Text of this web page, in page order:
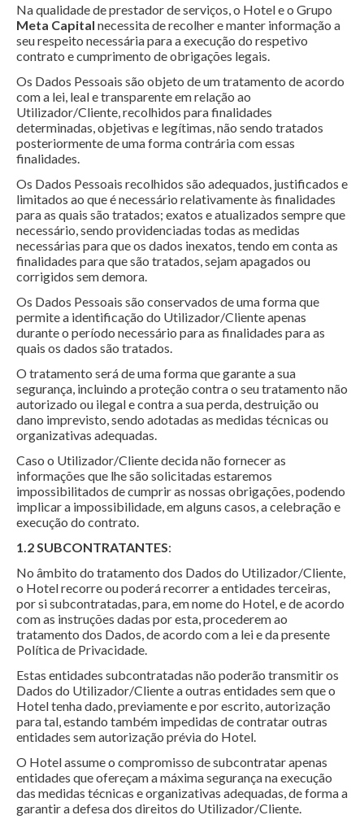
Na qualidade de prestador de serviços, o Hotel e o Grupo
Meta Capital necessita de recolher e manter informação a
seu respeito necessária para a execução do respetivo
contrato e cumprimento de obrigações legais.
Os Dados Pessoais são objeto de um tratamento de acordo
com a lei, leal e transparente em relação ao
Utilizador/Cliente, recolhidos para finalidades
determinadas, objetivas e legítimas, não sendo tratados
posteriormente de uma forma contrária com essas
finalidades.
Os Dados Pessoais recolhidos são adequados, justificados e
limitados ao que é necessário relativamente às finalidades
para as quais são tratados; exatos e atualizados sempre que
necessário, sendo providenciadas todas as medidas
necessárias para que os dados inexatos, tendo em conta as
finalidades para que são tratados, sejam apagados ou
corrigidos sem demora.
Os Dados Pessoais são conservados de uma forma que
permite a identificação do Utilizador/Cliente apenas
durante o período necessário para as finalidades para as
quais os dados são tratados.
O tratamento será de uma forma que garante a sua
segurança, incluindo a proteção contra o seu tratamento não
autorizado ou ilegal e contra a sua perda, destruição ou
dano imprevisto, sendo adotadas as medidas técnicas ou
organizativas adequadas.
Caso o Utilizador/Cliente decida não fornecer as
informações que lhe são solicitadas estaremos
impossibilitados de cumprir as nossas obrigações, podendo
implicar a impossibilidade, em alguns casos, a celebração e
execução do contrato.
1.2 SUBCONTRATANTES:
No âmbito do tratamento dos Dados do Utilizador/Cliente,
o Hotel recorre ou poderá recorrer a entidades terceiras,
por si subcontratadas, para, em nome do Hotel, e de acordo
com as instruções dadas por esta, procederem ao
tratamento dos Dados, de acordo com a lei e da presente
Política de Privacidade.
Estas entidades subcontratadas não poderão transmitir os
Dados do Utilizador/Cliente a outras entidades sem que o
Hotel tenha dado, previamente e por escrito, autorização
para tal, estando também impedidas de contratar outras
entidades sem autorização prévia do Hotel.
O Hotel assume o compromisso de subcontratar apenas
entidades que ofereçam a máxima segurança na execução
das medidas técnicas e organizativas adequadas, de forma a
garantir a defesa dos direitos do Utilizador/Cliente.